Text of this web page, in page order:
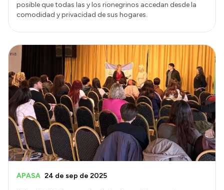
posible que todas las y los rionegrinos accedan desde la
comodidad y privacidad de sus hogares.
APASA 24 de sep de 2025